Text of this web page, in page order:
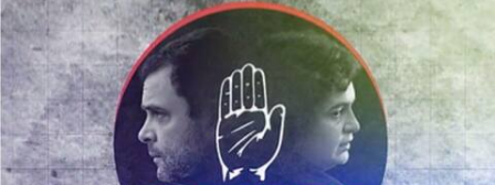
కాంగ్రెస్ ఫైల్స్: బొగ్గు కుంభకోణం,
ఎంఎఫ్ హుస్సేన్ పెయింటింగ్
లావాదేవీలపై బీజేపీ ఆరోపణలు
వ్రాసిన వారు Stalin Apr 04, 2023 11:59 am